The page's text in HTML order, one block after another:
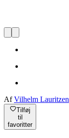
AfVilhelm Lauritzen
Tilføj
til
favoritter